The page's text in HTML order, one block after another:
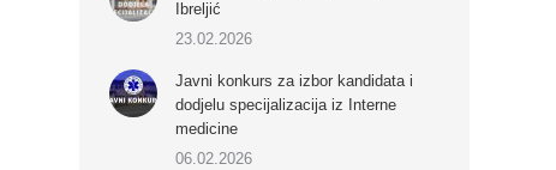
Ibreljić
23.02.2026
Javni konkurs za izbor kandidata i
dodjelu specijalizacija iz Interne
medicine
06.02.2026